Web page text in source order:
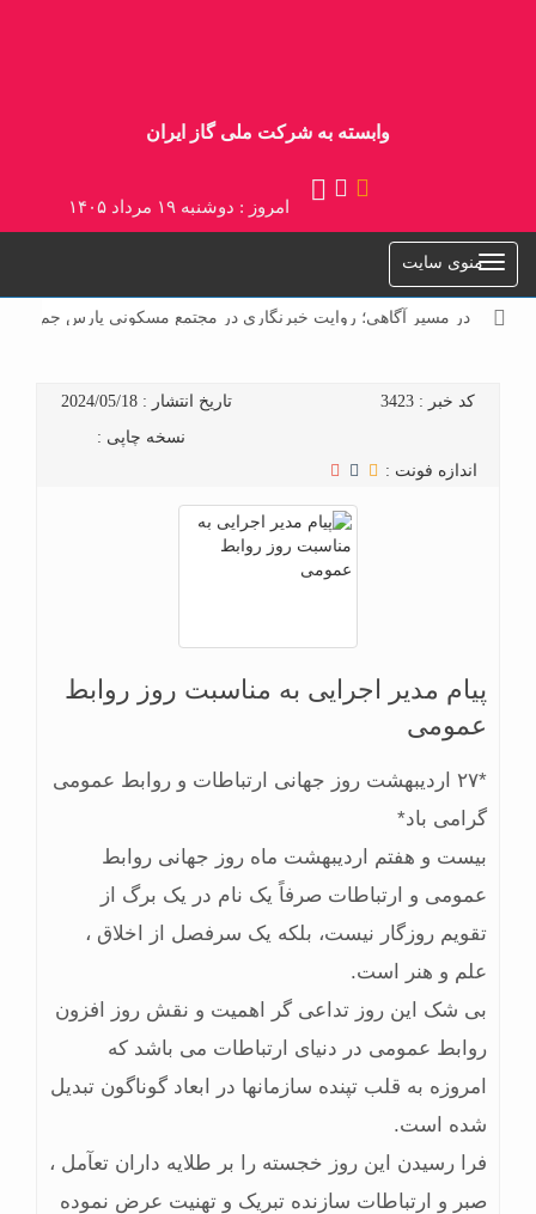
وابسته به شرکت ملی گاز ایران
امروز : دوشنبه ۱۹ مرداد ۱۴۰۵
منوی سایت
در مسیر آگاهی؛ روایت خبرنگاری در مجتمع مسکونی پارس جم»
کد خبر : 3423
تاریخ انتشار : 2024/05/18
نسخه چاپی :
اندازه فونت :
پیام مدیر اجرایی به مناسبت روز روابط
عمومی
*٢٧ اردیبهشت روز جهانی ارتباطات و روابط عمومی
گرامی باد*
بیست و هفتم اردیبهشت ماه روز جهانی روابط
عمومی و ارتباطات صرفاً یک نام در یک برگ از
تقویم روزگار نیست، بلکه یک سرفصل از اخلاق ،
علم و هنر است.
بی شک این روز تداعی گر اهمیت و نقش روز افزون
روابط عمومی در دنیای ارتباطات می باشد که
امروزه به قلب تپنده سازمانها در ابعاد گوناگون تبدیل
شده است.
فرا رسیدن این روز خجسته را بر طلایه داران تعآمل ،
صبر و ارتباطات سازنده تبریک و تهنیت عرض نموده